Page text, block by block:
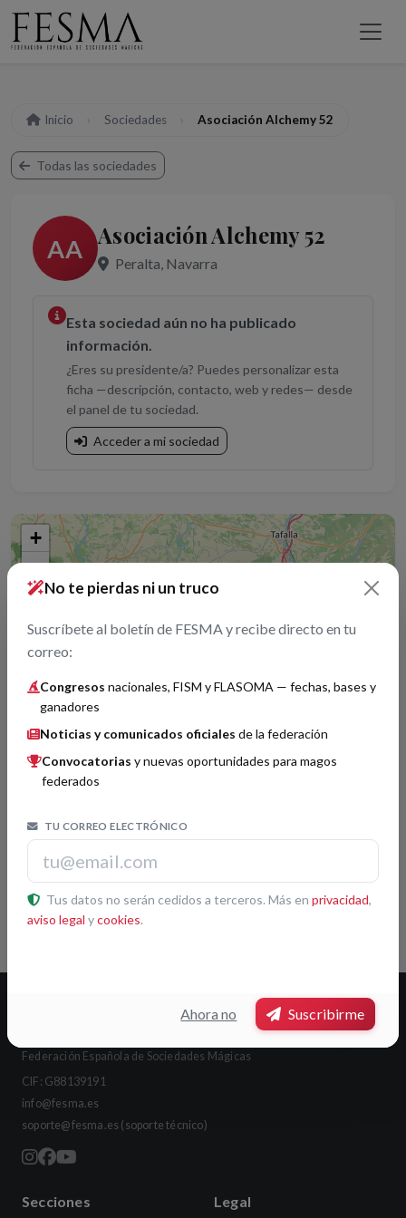
Inicio Sociedades Asociación Alchemy 52
Todas las sociedades
AA Asociación Alchemy 52
Peralta, Navarra
Esta sociedad aún no ha publicado
información.
¿Eres su presidente/a? Puedes personalizar esta
ficha —descripción, contacto, web y redes— desde
el panel de tu sociedad.
Acceder a mi sociedad
+
−
Leaflet|© OpenStreetMap contributors
Pulsa otra sociedad del mapa para ver su ficha
No te pierdas ni un truco
Suscríbete al boletín de FESMA y recibe directo en tu
correo:
Congresos nacionales, FISM y FLASOMA — fechas, bases y
ganadores
Noticias y comunicados oficiales de la federación
Convocatorias y nuevas oportunidades para magos
federados
TU CORREO ELECTRÓNICO
Tus datos no serán cedidos a terceros. Más en privacidad,
aviso legal ycookies.
Ahora no Suscribirme
Federación Española de Sociedades Mágicas
CIF: G88139191
info@fesma.es
soporte@fesma.es (soporte técnico)
Secciones Legal